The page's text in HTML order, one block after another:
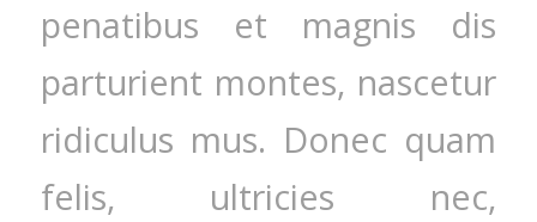
penatibus et magnis dis
parturient montes, nascetur
ridiculus mus. Donec quam
felis, ultricies nec,